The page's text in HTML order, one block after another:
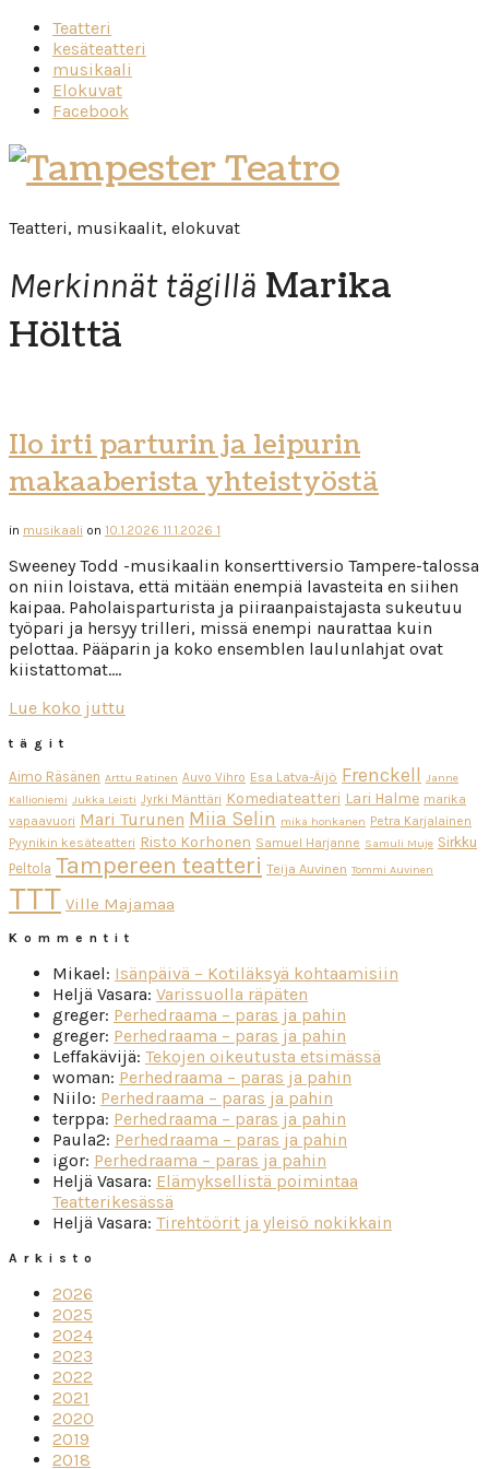
Teatteri
kesäteatteri
musikaali
Elokuvat
Facebook
Tampester
Teatro
Teatteri, musikaalit, elokuvat
Merkinnät tägillä Marika
Hölttä
Ilo irti parturin ja leipurin
makaaberista yhteistyöstä
in musikaali on 10.1.2026 11.1.2026 1
Sweeney Todd -musikaalin konserttiversio Tampere-talossa
on niin loistava, että mitään enempiä lavasteita en siihen
kaipaa. Paholaisparturista ja piiraanpaistajasta sukeutuu
työpari ja hersyy trilleri, missä enempi naurattaa kuin
pelottaa. Pääparin ja koko ensemblen laulunlahjat ovat
kiistattomat….
Lue koko juttu
tägit
Aimo Räsänen Arttu Ratinen Auvo Vihro Esa Latva-Äijö Frenckell
Janne
Kallioniemi
Jukka Leisti Jyrki Mänttäri Komediateatteri Lari Halme marika
vapaavuori Mari Turunen Miia Selin mika honkanen Petra Karjalainen
Pyynikin kesäteatteri Risto Korhonen Samuel Harjanne Samuli Muje Sirkku
Peltola Tampereen teatteri Teija Auvinen Tommi Auvinen
TTT Ville Majamaa
Kommentit
Mikael: Isänpäivä – Kotiläksyä kohtaamisiin
Heljä Vasara: Varissuolla räpäten
greger: Perhedraama – paras ja pahin
greger: Perhedraama – paras ja pahin
Leffakävijä: Tekojen oikeutusta etsimässä
woman: Perhedraama – paras ja pahin
Niilo: Perhedraama – paras ja pahin
terppa: Perhedraama – paras ja pahin
Paula2: Perhedraama – paras ja pahin
igor: Perhedraama – paras ja pahin
Heljä Vasara: Elämyksellistä poimintaa
Teatterikesässä
Heljä Vasara: Tirehtöörit ja yleisö nokikkain
Arkisto
2026
2025
2024
2023
2022
2021
2020
2019
2018